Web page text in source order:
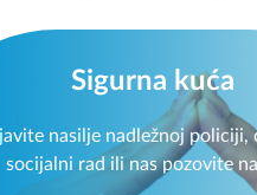
Sigurna kuća
nasilje nadležnoj policiji,
socijalni rad ili nas pozovite